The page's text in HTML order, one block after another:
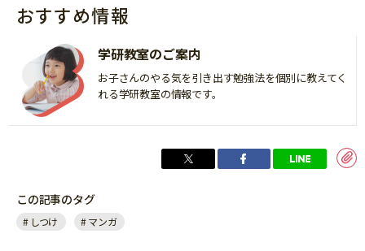
おすすめ情報
学研教室のご案内
お子さんのやる気を引き出す勉強法を個別に教えてく
れる学研教室の情報です。
この記事のタグ
しつけ マンガ